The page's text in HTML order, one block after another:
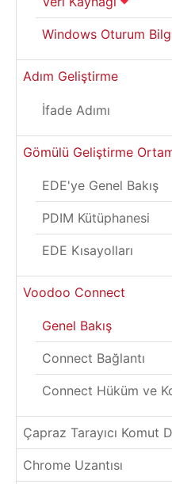
Windows Oturum
Adım Geliştirme
İfade Adımı
Gömülü Geliştirme
EDE'ye Genel Bakış
PDIM Kütüphanesi
EDE Kısayolları
Voodoo Connect
Genel Bakış
Connect Bağlantı
Connect Hüküm ve
Çapraz Tarayıcı Komut
Chrome Uzantısı